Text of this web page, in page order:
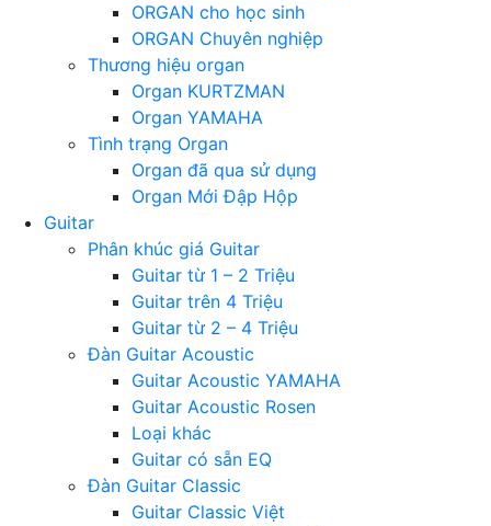
ORGAN cho học sinh
ORGAN Chuyên nghiệp
Thương hiệu organ
Organ KURTZMAN
Organ YAMAHA
Tình trạng Organ
Organ đã qua sử dụng
Organ Mới Đập Hộp
Guitar
Phân khúc giá Guitar
Guitar từ 1 – 2 Triệu
Guitar trên 4 Triệu
Guitar từ 2 – 4 Triệu
Đàn Guitar Acoustic
Guitar Acoustic YAMAHA
Guitar Acoustic Rosen
Loại khác
Guitar có sẵn EQ
Đàn Guitar Classic
Guitar Classic Việt